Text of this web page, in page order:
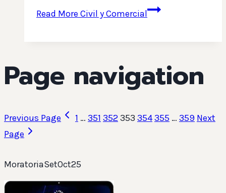
Read More Civil y Comercial
Page navigation
Previous Page 1 … 351 352 353 354355 … 359 Next
Page
MoratoriaSetOct25